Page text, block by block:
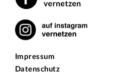
Impressum
Datenschutz